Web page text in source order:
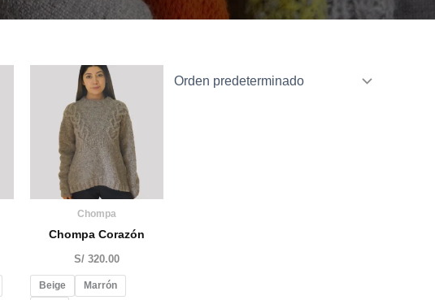
Chompa
Chompa Corazón
S/320.00
Beige
Marrón